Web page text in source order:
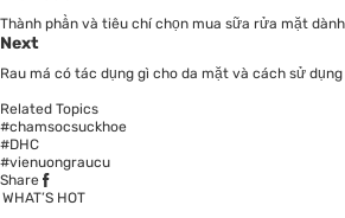
Thành phần và tiêu chí chọn mua sữa rửa mặt
Next
Rau má có tác dụng gì cho da mặt và cách sử dụng
Related Topics
#chamsocsuckhoe
#DHC
#vienuongraucu
Share
WHAT’S HOT